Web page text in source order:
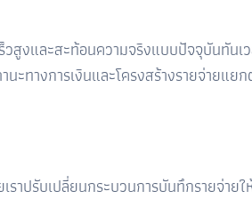
สูงและสะท้อนความจริงแบบปัจจุบันทัน
างการเงินและโครงสร้างรายจ่ายแย
ปรับเปลี่ยนกระบวนการบันทึกรายจ่าย